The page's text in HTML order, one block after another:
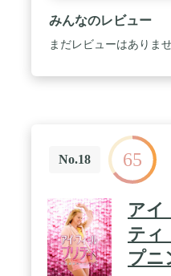
みんなのレビュー
まだレビューはありま
No.18 65
アイ
ティ
プニ